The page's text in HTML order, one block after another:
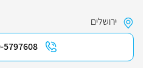
ירושלים
5797608